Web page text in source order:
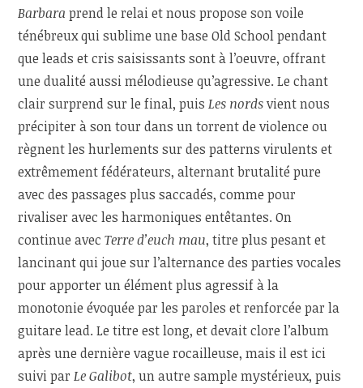
Barbara prend le relai et nous propose son voile
ténébreux qui sublime une base Old School pendant
que leads et cris saisissants sont à l’oeuvre, offrant
une dualité aussi mélodieuse qu’agressive. Le chant
clair surprend sur le final, puisLes nordsvient nous
précipiter à son tour dans un torrent de violence ou
règnent les hurlements sur des patterns virulents et
extrêmement fédérateurs, alternant brutalité pure
avec des passages plus saccadés, comme pour
rivaliser avec les harmoniques entêtantes. On
continue avecTerre d’euch mau, titre plus pesant et
lancinant qui joue sur l’alternance des parties vocales
pour apporter un élément plus agressif à la
monotonie évoquée par les paroles et renforcée par la
guitare lead. Le titre est long, et devait clore l’album
après une dernière vague rocailleuse, mais il est ici
suivi parLe Galibot, un autre sample mystérieux, puis